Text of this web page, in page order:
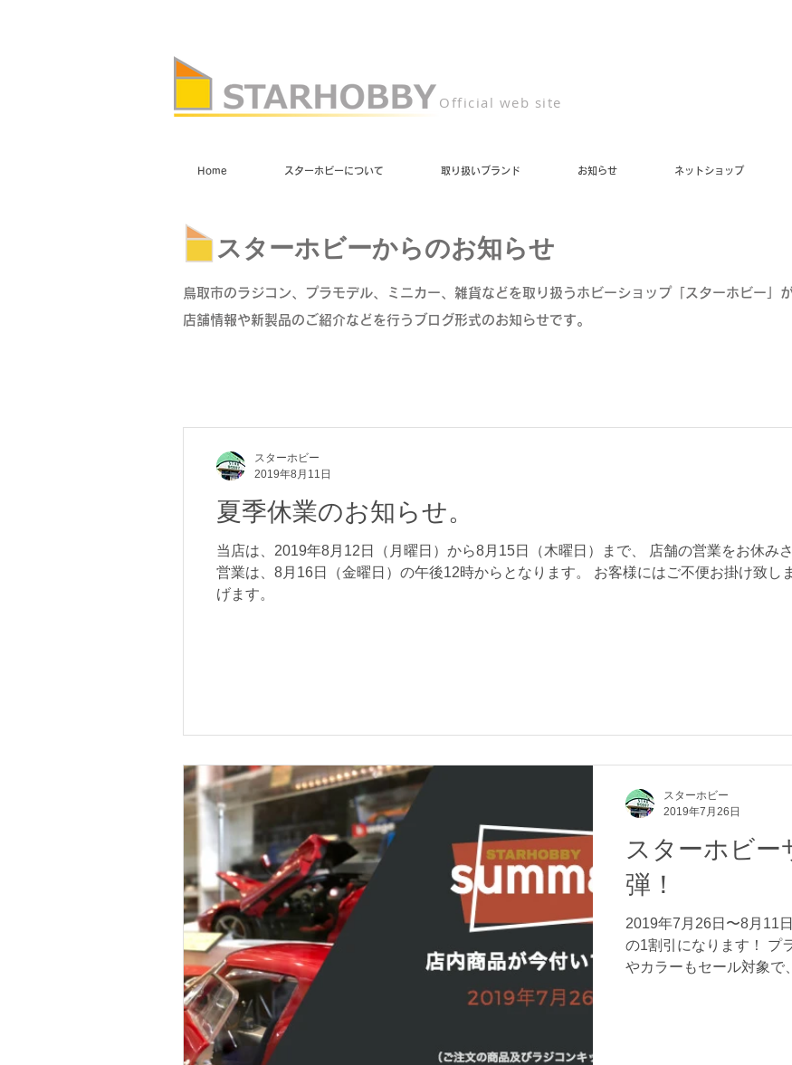
Official web site
Home スターホビーについて 取り扱いブランド お知らせ ネットショップ
スターホビーからのお知らせ
鳥取市のラジコン、プラモデル、ミニカー、雑貨などを取り扱うホビーショップ「スターホビー」が
店舗情報や新製品のご紹介などを行うブログ形式のお知らせです。
夏季休業のお知らせ。
当店は、2019年8月12日（月曜日）から8月15日（木曜日）まで、 店舗の営業をお休み
営業は、8月16日（金曜日）の午後12時からとなります。 お客様にはご不便お掛け致し
げます。
スターホビー
2019年8月11日
スターホビー
弾！
2019年7月26日〜8月11
の1割引になります！ プ
やカラーもセール対象で
スターホビー
2019年7月26日